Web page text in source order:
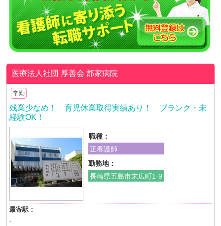
医療法人社団 厚善会郡家病院
常勤
残業少なめ！ 育児休業取得実績あり！ ブランク・未
経験OK！
職種：
正看護師
勤務地：
長崎県五島市末広町1-9
最寄駅：
-